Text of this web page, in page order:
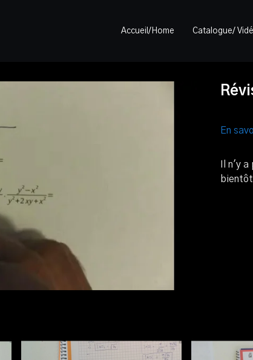
Accueil/Home Catalogue/
En
Il n'y